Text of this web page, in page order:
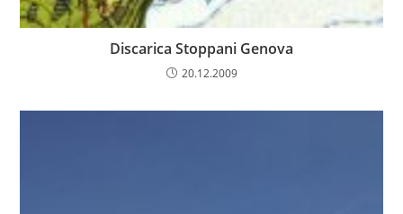
Discarica Stoppani Genova
20.12.2009